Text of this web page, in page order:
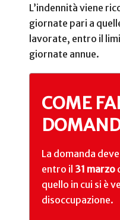
L’indennità viene
giornate pari a
lavorate, entro il
giornate annue.
COME
La domanda
entro il 31 marzo
quello in cui si è
disoccupazione.